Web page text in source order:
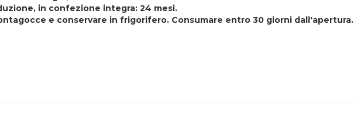
in confezione integra: 24 mesi.
e conservare in frigorifero. Consumare entro 30 giorni dall'apertura.